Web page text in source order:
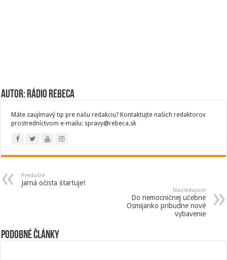
Autor: Rádio Rebeca
Máte zaujímavý tip pre našu redakciu? Kontaktujte našich redaktorov
prostredníctvom e-mailu: spravy@rebeca.sk
Predošlé
Jarná očista štartuje!
Nasledujúce
Do nemocničnej učebne
Osmijanko pribudne nové
vybavenie
Podobné články